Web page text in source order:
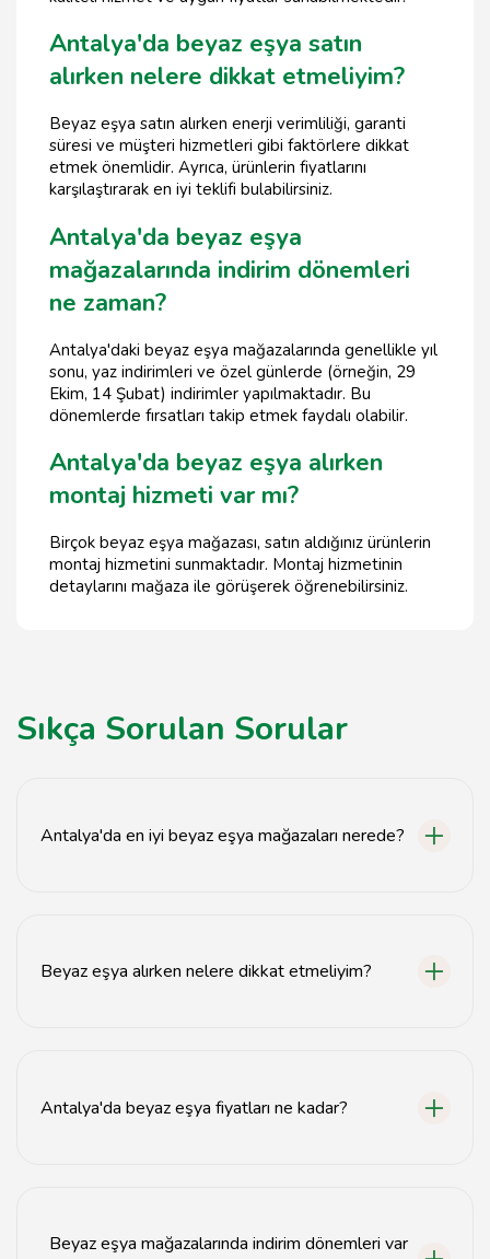
Antalya'da beyaz eşya satın
alırken nelere dikkat etmeliyim?
Beyaz eşya satın alırken enerji verimliliği, garanti
süresi ve müşteri hizmetleri gibi faktörlere dikkat
etmek önemlidir. Ayrıca, ürünlerin fiyatlarını
karşılaştırarak en iyi teklifi bulabilirsiniz.
Antalya'da beyaz eşya
mağazalarında indirim dönemleri
ne zaman?
Antalya'daki beyaz eşya mağazalarında genellikle yıl
sonu, yaz indirimleri ve özel günlerde (örneğin, 29
Ekim, 14 Şubat) indirimler yapılmaktadır. Bu
dönemlerde fırsatları takip etmek faydalı olabilir.
Antalya'da beyaz eşya alırken
montaj hizmeti var mı?
Birçok beyaz eşya mağazası, satın aldığınız ürünlerin
montaj hizmetini sunmaktadır. Montaj hizmetinin
detaylarını mağaza ile görüşerek öğrenebilirsiniz.
Sıkça Sorulan Sorular
Antalya'da en iyi beyaz eşya mağazaları nerede?
Beyaz eşya alırken nelere dikkat etmeliyim?
Antalya'da beyaz eşya fiyatları ne kadar?
Beyaz eşya mağazalarında indirim dönemleri var